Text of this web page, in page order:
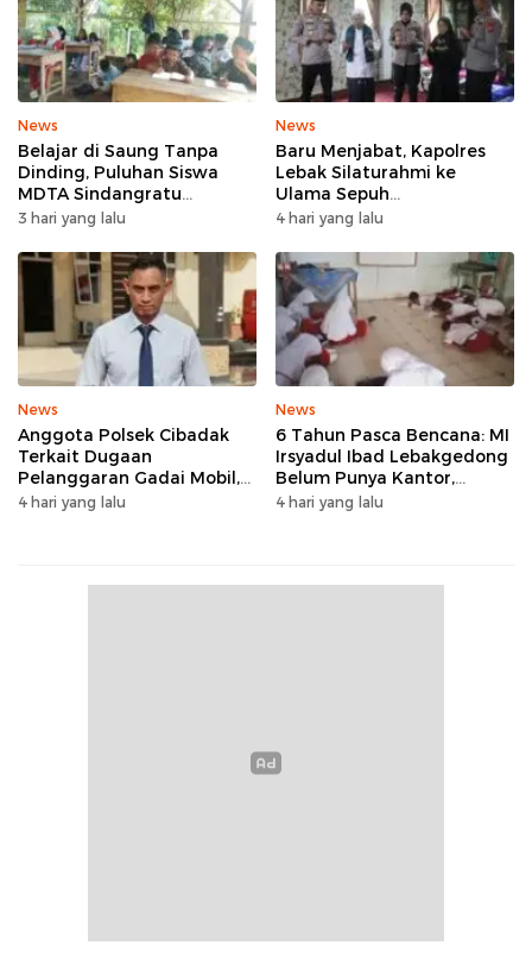
News
Belajar di Saung Tanpa
Dinding, Puluhan Siswa
MDTA Sindangratu
Panggarangan Bertahan
3 hari yang lalu
News
Baru Menjabat, Kapolres
Lebak Silaturahmi ke
Ulama Sepuh
Rangkasbitung
4 hari yang lalu
News
Anggota Polsek Cibadak
Terkait Dugaan
Pelanggaran Gadai Mobil,
Kasus Ditangani Bid
4 hari yang lalu
News
6 Tahun Pasca Bencana: MI
Irsyadul Ibad Lebakgedong
Belum Punya Kantor,
Belajar Tanpa Meja-Kursi
4 hari yang lalu